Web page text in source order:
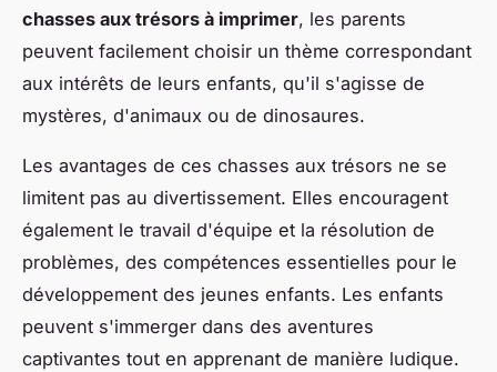
chasses aux trésors à imprimer, les parents
peuvent facilement choisir un thème correspondant
aux intérêts de leurs enfants, qu'il s'agisse de
mystères, d'animaux ou de dinosaures.
Les avantages de ces chasses aux trésors ne se
limitent pas au divertissement. Elles encouragent
également le travail d'équipe et la résolution de
problèmes, des compétences essentielles pour le
développement des jeunes enfants. Les enfants
peuvent s'immerger dans des aventures
captivantes tout en apprenant de manière ludique.